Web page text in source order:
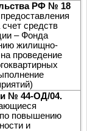
РФ № 18
средств
– Фонда
жилищно-
проведение
№ 44-ОД/04.
повышению
и